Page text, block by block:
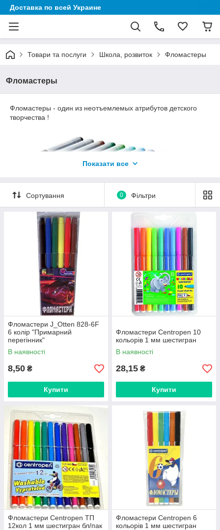
Доставка по всей Украине
Товари та послуги Школа, розвиток Фломастеры
Фломастеры
Фломастеры - один из неотъемлемых атрибутов детского
творчества !
Хорошие фломастеры, не только принесут больше радости и
удовольствия Вашему ребенку от творческого процесса, от
рисования фломастерами, но они также более безопасны и
качественны, поскольку выполнены из безопасных для детей
материалов и их срок службы гораздо дольше, чем у более
дешевых аналогов!
Купить фломастеры - Вы можете в разделе "Школа и
развитие" -> "Фломастеры"
Показати все
Сортування 0 Фільтри
Фломастери J_Otten 828-6F
6 колір "Примарний
перегінник"
В наявності
8,50 ₴
Купити
Фломастери Centropen 10
кольорів 1 мм шестигран
В наявності
28,15 ₴
Купити
Фломастери Centropen ТП
12кол 1 мм шестигран бл/пак
Фломастери Centropen 6
кольорів 1 мм шестигран